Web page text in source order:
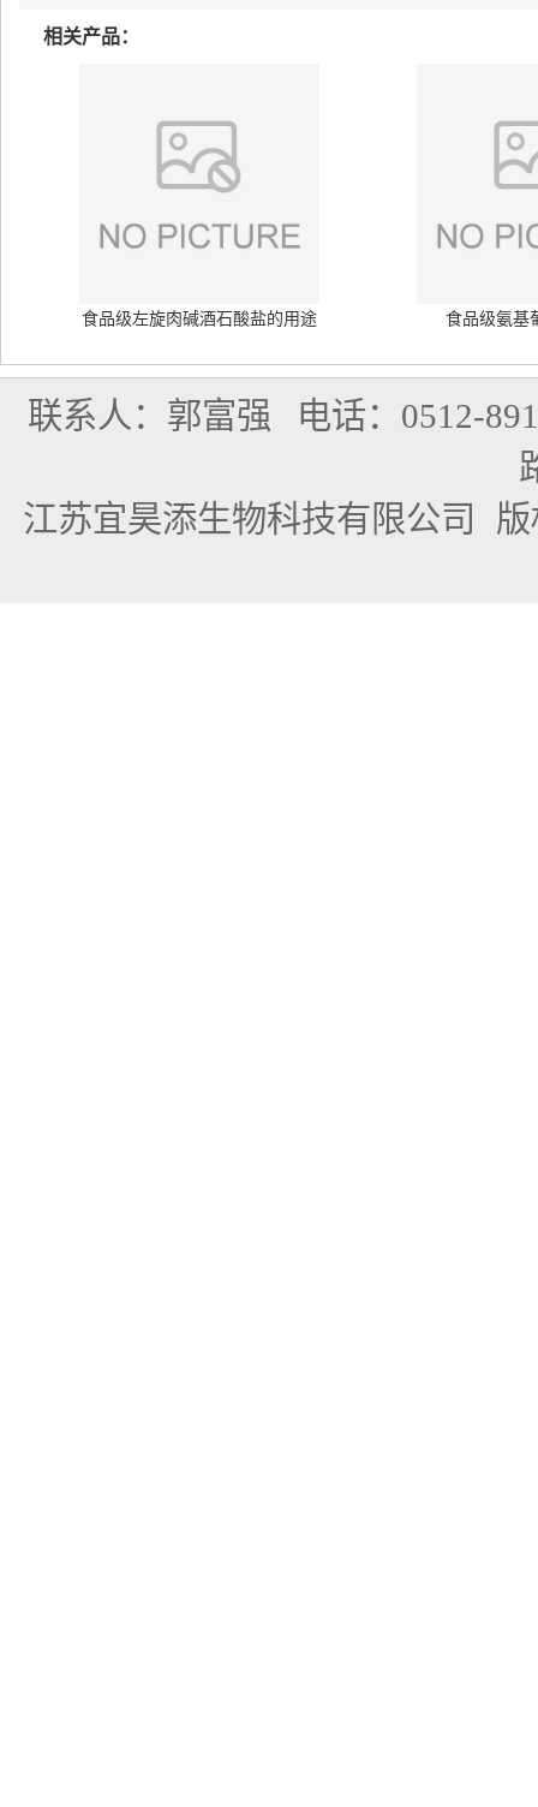
相关产品：
食品级左旋肉碱酒石酸盐的用途 食品级氨基
联系人：郭富强 电话：0512-
江苏宜昊添生物科技有限公司